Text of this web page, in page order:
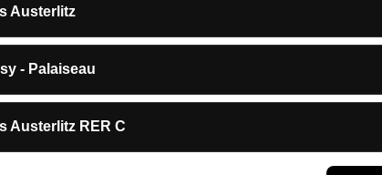
Austerlitz
- Palaiseau
Austerlitz RER C